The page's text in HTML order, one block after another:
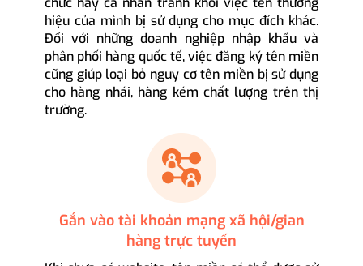
hiệu của mình bị sử dụng cho mục đích khác.
Đối với những doanh nghiệp nhập khẩu và
phân phối hàng quốc tế, việc đăng ký tên miền
cũng giúp loại bỏ nguy cơ tên miền bị sử dụng
cho hàng nhái, hàng kém chất lượng trên thị
trường.
Gắn vào tài khoản mạng xã hội/gian
hàng trực tuyến